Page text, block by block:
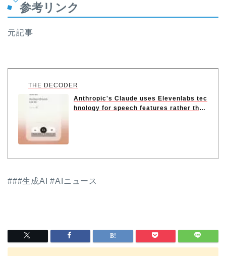
参考リンク
元記事
THE DECODER
Anthropic's Claude uses Elevenlabs tec
hnology for speech features rather tha
###生成AI #AIニュース